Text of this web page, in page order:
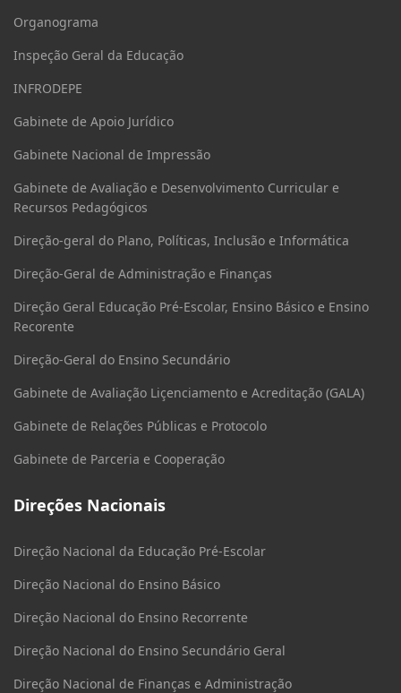
Organograma
Inspeção Geral da Educação
INFRODEPE
Gabinete de Apoio Jurídico
Gabinete Nacional de Impressão
Gabinete de Avaliação e Desenvolvimento Curricular e
Recursos Pedagógicos
Direção-geral do Plano, Políticas, Inclusão e Informática
Direção-Geral de Administração e Finanças
Direção Geral Educação Pré-Escolar, Ensino Básico e Ensino
Recorente
Direção-Geral do Ensino Secundário
Gabinete de Avaliação Liçenciamento e Acreditação (GALA)
Gabinete de Relações Públicas e Protocolo
Gabinete de Parceria e Cooperação
Direções Nacionais
Direção Nacional da Educação Pré-Escolar
Direção Nacional do Ensino Básico
Direção Nacional do Ensino Recorrente
Direção Nacional do Ensino Secundário Geral
Direção Nacional de Finanças e Administração